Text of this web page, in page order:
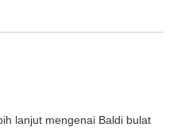
lanjut mengenai Baldi bulat